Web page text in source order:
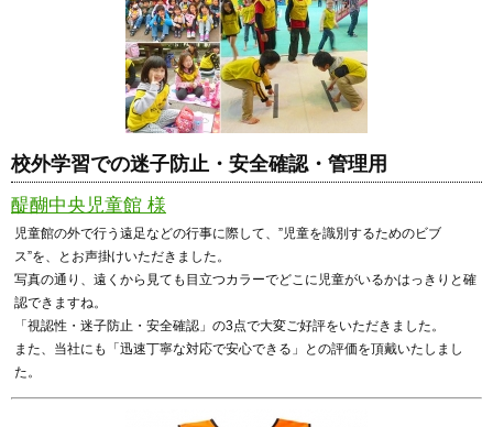
校外学習での迷子防止・安全確認・管理用
醍醐中央児童館 様
児童館の外で行う遠足などの行事に際して、”児童を識別するためのビブ
ス”を、とお声掛けいただきました。
写真の通り、遠くから見ても目立つカラーでどこに児童がいるかはっきりと確
認できますね。
「視認性・迷子防止・安全確認」の3点で大変ご好評をいただきました。
また、当社にも「迅速丁寧な対応で安心できる」との評価を頂戴いたしまし
た。